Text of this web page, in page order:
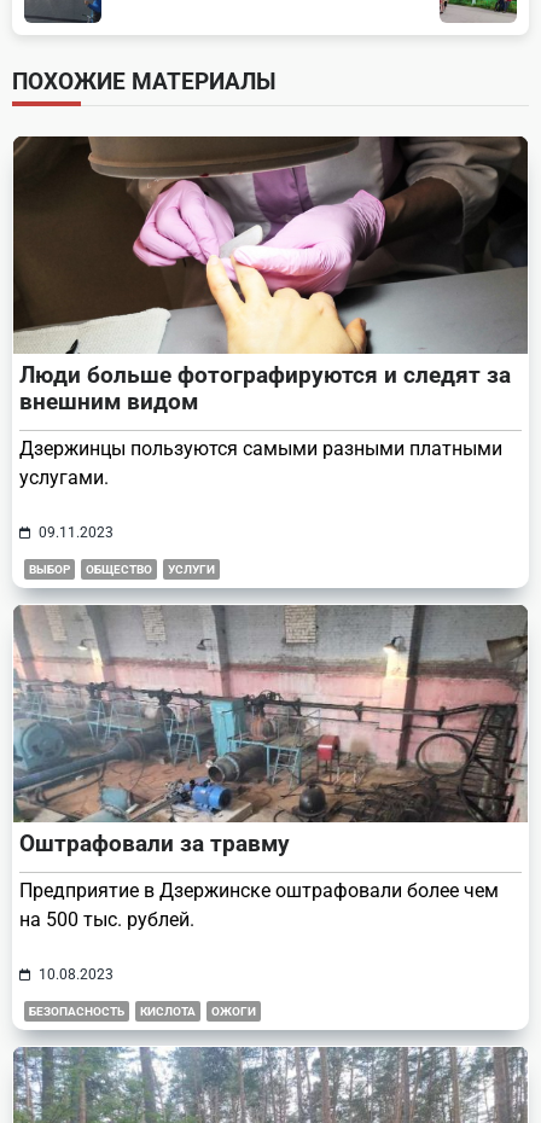
subtitle
screen-
reader-
text">Page</span>
ПОХОЖИЕ МАТЕРИАЛЫ
Люди больше фотографируются и следят за
внешним видом
Дзержинцы пользуются самыми разными платными
услугами.
09.11.2023
ВЫБОР ОБЩЕСТВО УСЛУГИ
Оштрафовали за травму
Предприятие в Дзержинске оштрафовали более чем
на 500 тыс. рублей.
10.08.2023
БЕЗОПАСНОСТЬ КИСЛОТА ОЖОГИ